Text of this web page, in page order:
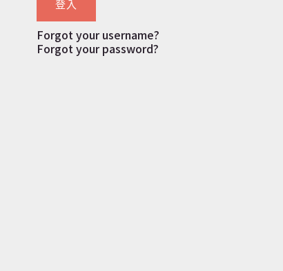
登入
Forgot your username?
Forgot your password?